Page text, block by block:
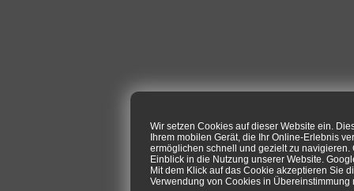
Wir setzen Cookies auf dieser Website ein.
Ihrem mobilen Gerät, die Ihr Online-Erlebnis
ermöglichen schnell und gezielt zu
Einblick in die Nutzung unserer Website.
Mit dem Klick auf das Cookie akzeptieren Sie
Verwendung von Cookies in